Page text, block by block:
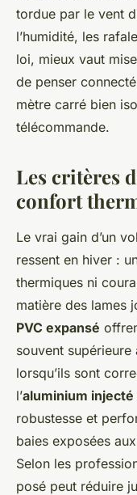
tordue par le vent
l’humidité, les
loi, mieux vaut
de penser
mètre carré bien
télécommande.
Les critères
confort
Le vrai gain d’un
ressent en hiver :
thermiques ni
matière des lames
PVC expansé
souvent
lorsqu’ils sont
l’aluminium
robustesse et
baies exposées
Selon les
posé peut réduire